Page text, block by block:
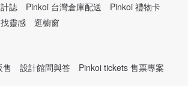
誌 Pinkoi 台灣倉庫配送
Pinkoi 禮物卡
找靈感 逛櫥窗
售
設計館問與答 Pinkoi tickets 售票專案